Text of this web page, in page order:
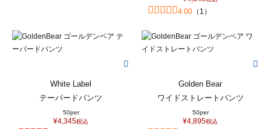
4.00 （ 1 ）
White Label
テーパードパンツ
50per
¥4,345税込
Golden Bear
ワイドストレートパンツ
50per
¥4,895税込